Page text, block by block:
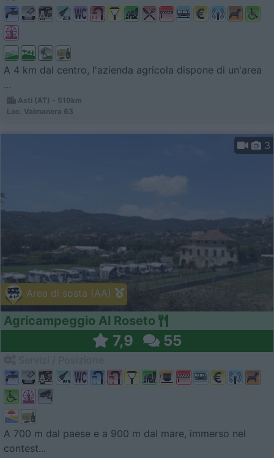
A 4 km dal centro, l'azienda agricola dispone di un'area
...
Asti (AT) - 519km
Loc. Valmanera 63
Area di sosta (AA)
3
Agricampeggio Al Roseto
7,9 55
A 700 m dal paese e a 900 m dal mare, immerso nel
contest...